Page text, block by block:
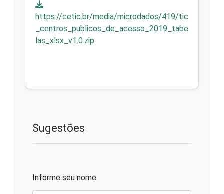
https://cetic.br/media/microdados/419/tic
_centros_publicos_de_acesso_2019_tabe
las_xlsx_v1.0.zip
Sugestões
Informe seu nome